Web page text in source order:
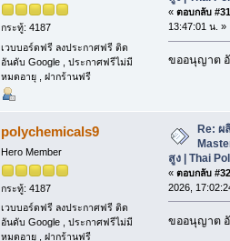
กระทู้: 4187
เวบบอร์ดฟรี ลงประกาศฟรี ติด
อันดับ Google , ประกาศฟรีไม่มี
หมดอายุ , ฝากร้านฟรี
« ตอบกลับ
13:47:01 น. »
ขออนุญาต
polychemicals9
Hero Member
กระทู้: 4187
เวบบอร์ดฟรี ลงประกาศฟรี ติด
อันดับ Google , ประกาศฟรีไม่มี
หมดอายุ , ฝากร้านฟรี
Re: ผ
สูง | Thai
« ตอบกลับ
2026,
ขออนุญาต